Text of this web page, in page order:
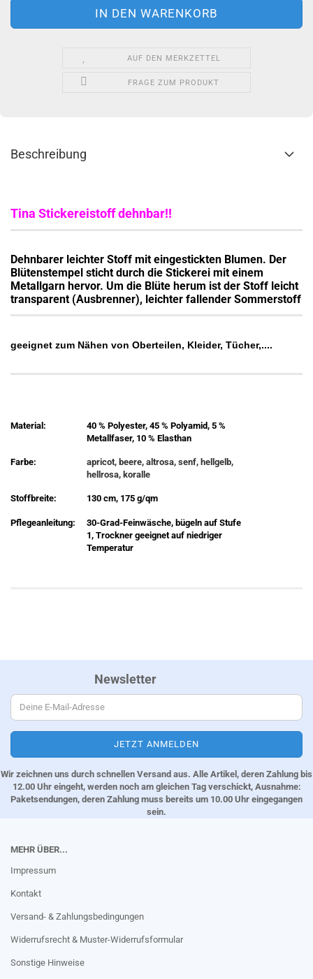
AUF DEN MERKZETTEL
FRAGE ZUM PRODUKT
Beschreibung
Tina Stickereistoff dehnbar!!
Dehnbarer leichter Stoff mit eingestickten Blumen. Der
Blütenstempel sticht durch die Stickerei mit einem
Metallgarn hervor. Um die Blüte herum ist der Stoff leicht
transparent (Ausbrenner), leichter fallender Sommerstoff
geeignet zum Nähen von Oberteilen, Kleider, Tücher,....
Material:
40 % Polyester, 45 % Polyamid, 5 %
Metallfaser, 10 % Elasthan
Farbe:
apricot, beere, altrosa, senf, hellgelb,
hellrosa, koralle
Stoffbreite: 130 cm, 175 g/qm
Pflegeanleitung:
30-Grad-Feinwäsche, bügeln auf Stufe
1, Trockner geeignet auf niedriger
Temperatur
Newsletter
Wir zeichnen uns durch schnellen Versand aus. Alle Artikel, deren Zahlung bis
12.00 Uhr eingeht, werden noch am gleichen Tag verschickt, Ausnahme:
Paketsendungen, deren Zahlung muss bereits um 10.00 Uhr eingegangen
sein.
MEHR ÜBER...
Impressum
Kontakt
Versand- & Zahlungsbedingungen
Widerrufsrecht & Muster-Widerrufsformular
Sonstige Hinweise